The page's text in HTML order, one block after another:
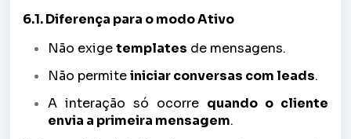
6.1. Diferença para o modo Ativo
Não exigetemplates de mensagens.
Não permiteiniciar conversas com leads.
A interação só ocorre quando o cliente
envia a primeira mensagem.